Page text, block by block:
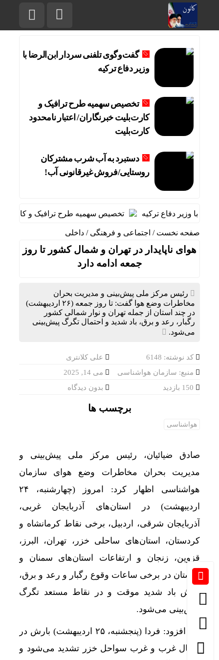
گفت‌وگوی تلفنی سردار ابن‌الرضا با
وزیر دفاع ترکیه
تخصیص سهمیه طرح ترافیک و
کارت‌بلیت خبرنگاران/ اعتبار نامحدود
کارت‌بلیت
دستبرد به آب شرب مشترکان
روستایی/فروش غیرقانونی آب!
با وزیر دفاع ترکیه تخصیص سهمیه طرح ترافیک و کارت‌بلیت
صفحه نخست / اجتماعی و فرهنگی / داخلی
هوای ناپایدار در تهران و شمال کشور تا روز
جمعه ادامه دارد
رئیس مرکز ملی پیش‌بینی و مدیریت بحران
مخاطرات وضع هوا گفت: تا روز جمعه (۲۶ اردیبهشت)
در چند استان از جمله تهران و نوار شمالی کشور
رگبار، رعد و برق، باد شدید و احتمال تگرگ پیش‌بینی
می‌شود.
کد نوشته: 6148
علی کلانتری
منبع: سازمان هواشناسی
می 14, 2025
بدون دیدگاه
برچسب ها
هواشناسی
صادق ضیائیان، رئیس مرکز ملی پیش‌بینی و
مدیریت بحران مخاطرات وضع هوای سازمان
هواشناسی اظهار کرد: امروز (چهارشنبه، ۲۴
اردیبهشت) در استان‌های آذربایجان غربی،
آذربایجان شرقی، اردبیل، برخی نقاط کرمانشاه و
کردستان، استان‌های ساحلی خزر، تهران، البرز،
قزوین، زنجان و ارتفاعات استان‌های سمنان و
گلستان در برخی ساعات وقوع رگبار و رعد و برق،
وزش باد شدید موقت و در نقاط مستعد تگرگ
پیش‌بینی می‌شود.
وی افزود: فردا (پنجشنبه، ۲۵ اردیبهشت) بارش در
شمال غرب و غرب سواحل خزر تشدید می‌شود و